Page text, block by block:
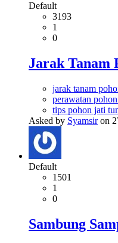
Default
3193
1
0
Jarak Tanam
jarak tanam
perawatan
tips pohon jati
Asked by Syamsiron
Default
1501
1
0
Sambung